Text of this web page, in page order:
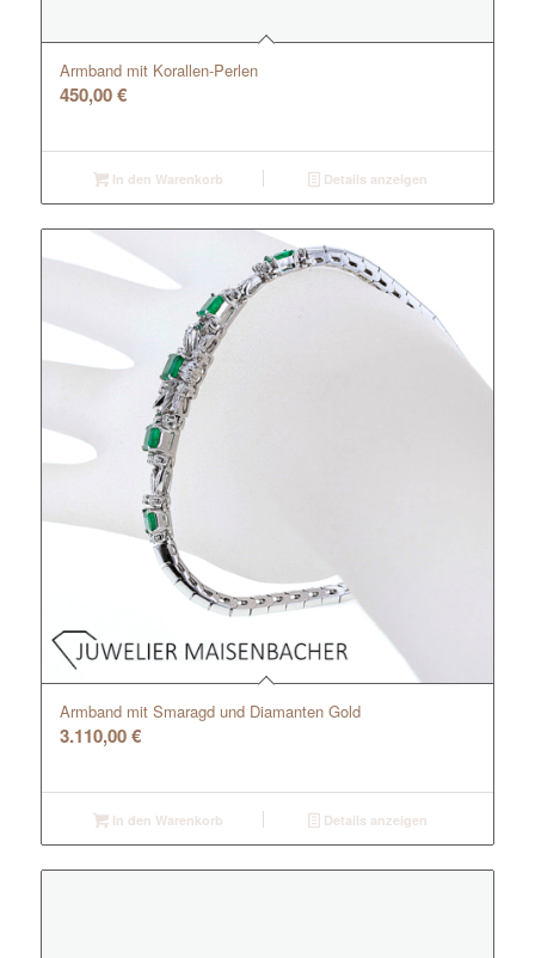
Armband mit Korallen-Perlen
450,00€
In den Warenkorb Details anzeigen
Armband mit Smaragd und Diamanten Gold
3.110,00€
In den Warenkorb Details anzeigen